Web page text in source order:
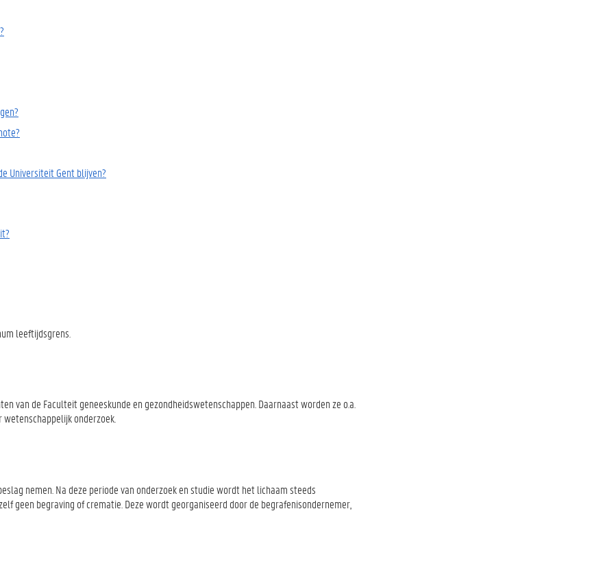
Universiteit Gent blijven?
leeftijdsgrens.
van de Faculteit geneeskunde en gezondheidswetenschappen. Daarnaast worden ze o.a.
onderzoek.
nemen. Na deze periode van onderzoek en studie wordt het lichaam steeds
geen begraving of crematie. Deze wordt georganiseerd door de begrafenisondernemer,